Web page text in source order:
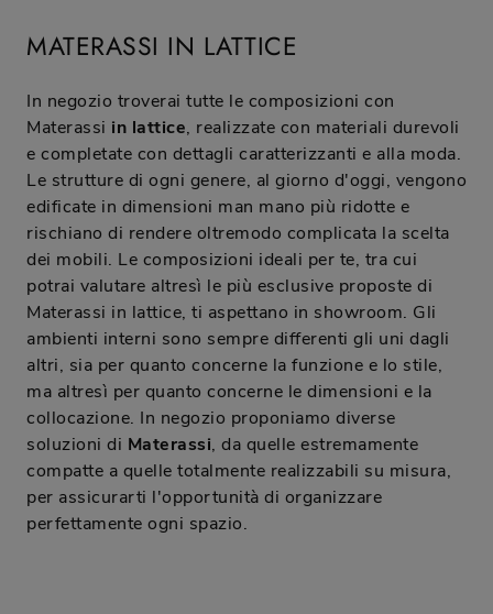
MATERASSI IN LATTICE
In negozio troverai tutte le composizioni con
Materassi in lattice, realizzate con materiali durevoli
e completate con dettagli caratterizzanti e alla moda.
Le strutture di ogni genere, al giorno d'oggi, vengono
edificate in dimensioni man mano più ridotte e
rischiano di rendere oltremodo complicata la scelta
dei mobili. Le composizioni ideali per te, tra cui
potrai valutare altresì le più esclusive proposte di
Materassi in lattice, ti aspettano in showroom. Gli
ambienti interni sono sempre differenti gli uni dagli
altri, sia per quanto concerne la funzione e lo stile,
ma altresì per quanto concerne le dimensioni e la
collocazione. In negozio proponiamo diverse
soluzioni di Materassi, da quelle estremamente
compatte a quelle totalmente realizzabili su misura,
per assicurarti l'opportunità di organizzare
perfettamente ogni spazio.